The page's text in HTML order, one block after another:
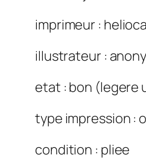
imprimeur :
illustrateur :
etat : bon (legere
type impression :
condition : pliee